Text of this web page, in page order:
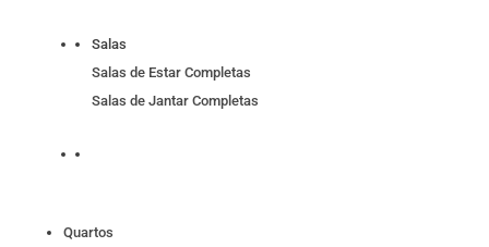
Salas
Salas de Estar Completas
Salas de Jantar Completas
Quartos